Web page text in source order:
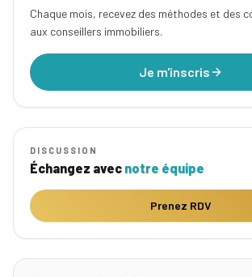
Chaque mois, recevez des méthodes et des
aux conseillers immobiliers.
Je m'inscris
DISCUSSION
Échangez avec notre équipe
Prenez RDV